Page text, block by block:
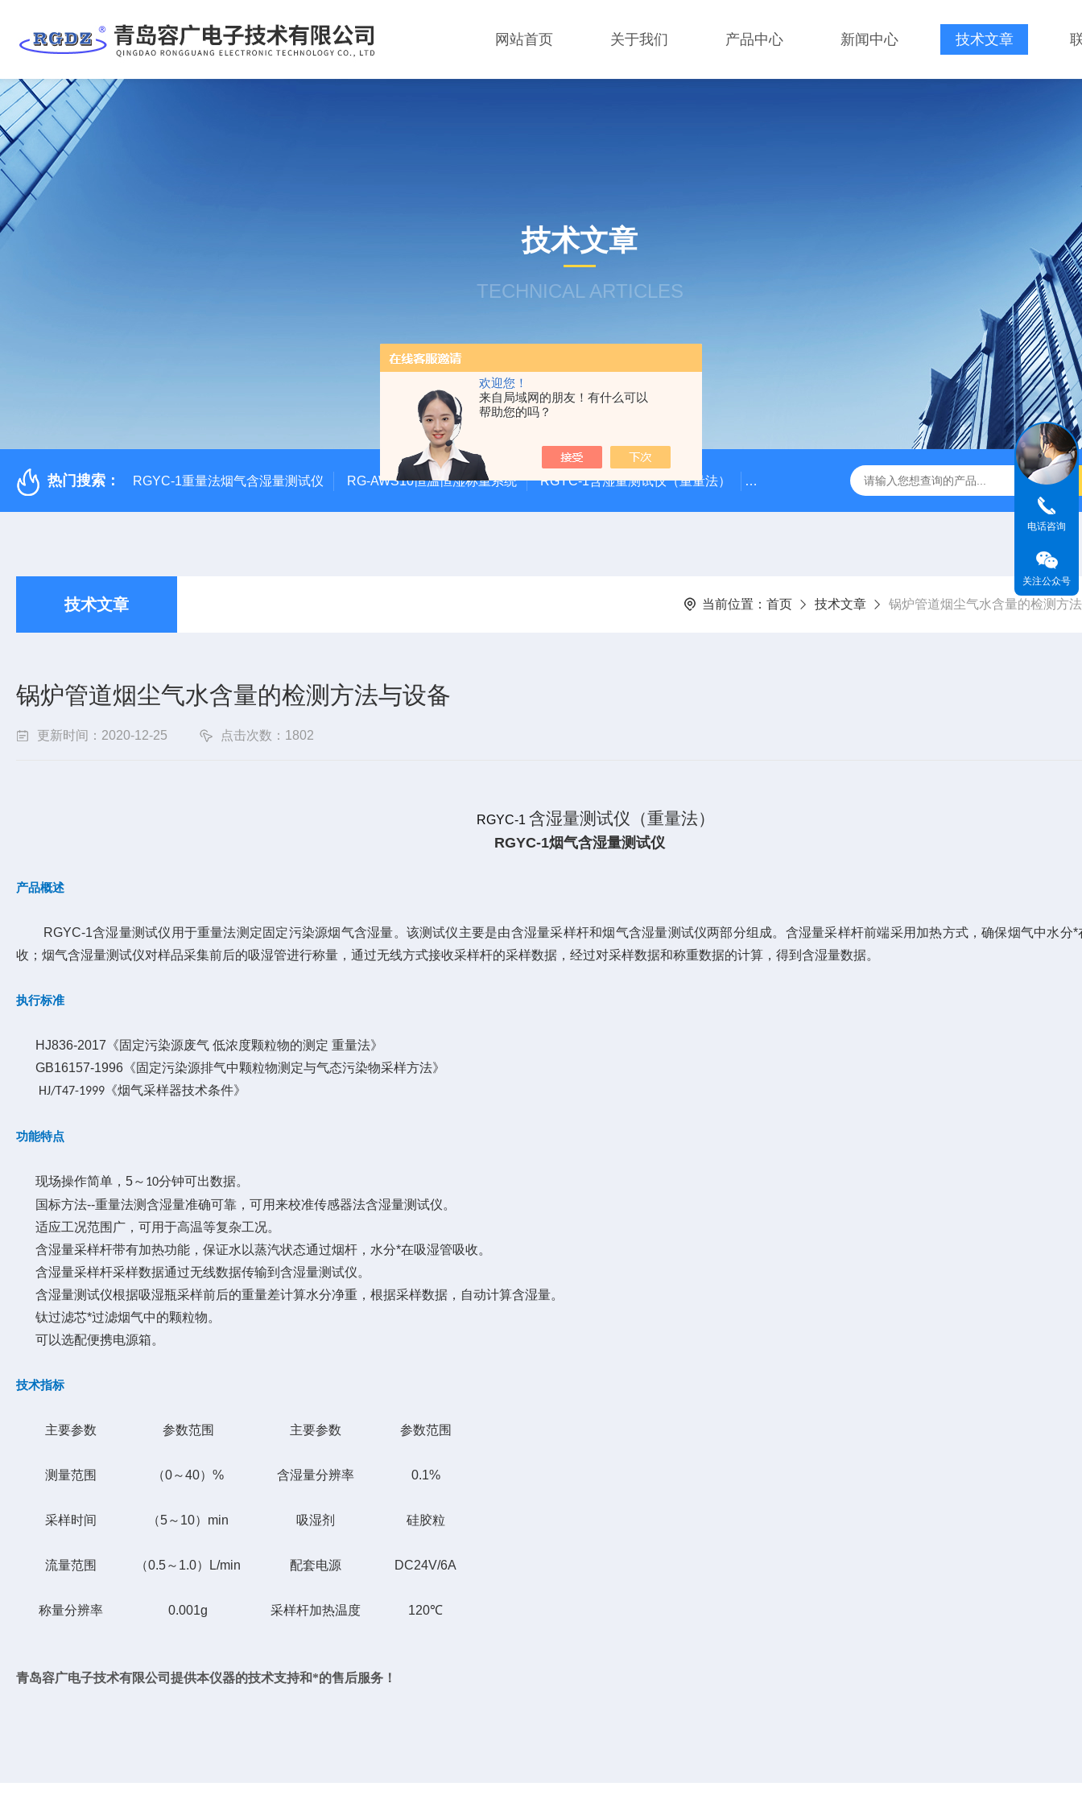
欢迎您！
来自局域网的朋友！有什么可以
帮助您的吗？
网站首页 关于我们 产品中心 新闻中心 技术文章
技术文章
TECHNICAL ARTICLES
热门搜索： RGYC-1重量法烟气含湿量测试仪 RG-AWS10恒温恒湿称重系统 RGYC-1含湿量测试仪（重量法） RG-AWS12低浓度采样头称重系统 RGK-300容广便
技术文章 当前位置： 首页 技术文章 锅炉管道烟尘气水含量的检测方
锅炉管道烟尘气水含量的检测方法与设备
更新时间：2020-12-25 点击次数：1802
RGYC-1 含湿量测试仪（重量法）
RGYC-1烟气含湿量测试仪
产品概述
RGYC-1含湿量测试仪用于重量法测定固定污染源烟气含湿量。该测试仪主要是由含湿量采样杆和烟气含湿量测试仪两部分组成。含湿量采样杆前端采用加热方式，确保烟气中水分*
收；烟气含湿量测试仪对样品采集前后的吸湿管进行称量，通过无线方式接收采样杆的采样数据，经过对采样数据和称重数据的计算，得到含湿量数据。
执行标准
HJ836-2017《固定污染源废气 低浓度颗粒物的测定 重量法》
GB16157-1996《固定污染源排气中颗粒物测定与气态污染物采样方法》
HJ/T47-1999 《烟气采样器技术条件》
功能特点
现场操作简单，5～ 10分钟可出数据。
国标方法--重量法测含湿量准确可靠，可用来校准传感器法含湿量测试仪。
适应工况范围广，可用于高温等复杂工况。
含湿量采样杆带有加热功能，保证水以蒸汽状态通过烟杆 ，水分*在吸湿管吸收。
含湿量采样杆采样数据通过无线数据传输到含湿量测试仪。
含湿量测试仪根据吸湿瓶采样前后的重量差计算水分净重，根据采样数据，自动计算含湿量。
钛过滤芯*过滤烟气中的颗粒物。
可以选配便携电源箱。
技术指标
主要参数 参数范围 主要参数 参数范围
测量范围 （0～40）% 含湿量分辨率 0.1%
采样时间 （5～10）min 吸湿剂 硅胶粒
流量范围 （0.5～1.0）L/min 配套电源 DC24V/6A
称量分辨率 0.001g 采样杆加热温度 120℃
青岛容广电子技术有限公司提供本仪器的技术支持和*的售后服务！
电话咨询
关注公众号